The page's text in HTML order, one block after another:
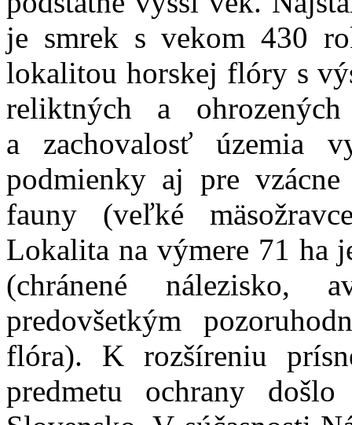
je smrek s vekom 430
lokalitou horskej flóry s
reliktných a
a zachovalosť územia
podmienky aj pre
fauny (veľké
Lokalita na výmere 71 ha
(chránené nálezisko,
predovšetkým
flóra). K rozšíreniu
predmetu ochrany